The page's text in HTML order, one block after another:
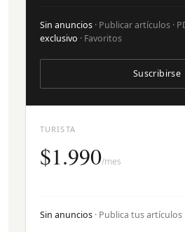
TURISTA
$1.990/mes
Sin anuncios · Publica tus artículos
Sin anuncios · Publicar artículos ·
exclusivo · Favoritos
Suscribirse